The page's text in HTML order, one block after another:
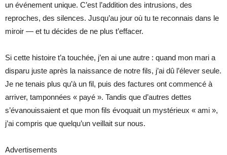
un événement unique. C’est l’addition des intrusions, des
reproches, des silences. Jusqu’au jour où tu te reconnais dans le
miroir — et tu décides de ne plus t’effacer.
Si cette histoire t’a touchée, j’en ai une autre : quand mon mari a
disparu juste après la naissance de notre fils, j’ai dû l’élever seule.
Je ne tenais plus qu’à un fil, puis des factures ont commencé à
arriver, tamponnées « payé ». Tandis que d’autres dettes
s’évanouissaient et que mon fils évoquait un mystérieux « ami »,
j’ai compris que quelqu’un veillait sur nous.
Advertisements